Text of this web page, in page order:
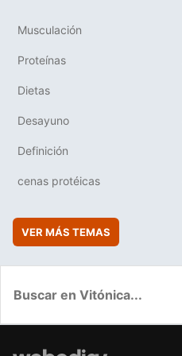
Musculación
Proteínas
Dietas
Desayuno
Definición
cenas protéicas
VER MÁS TEMAS